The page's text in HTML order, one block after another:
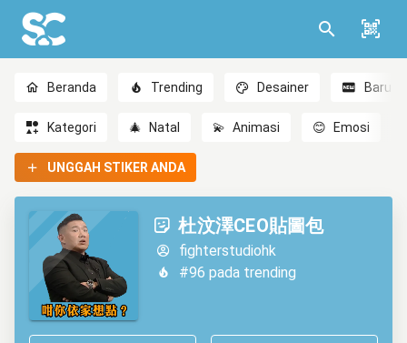
Beranda Trending Desainer Baru
Kategori 🎄 Natal 💫 Animasi 😊 Emosi
UNGGAH STIKER ANDA
杜汶澤CEO貼圖包
fighterstudiohk
#96 pada trending